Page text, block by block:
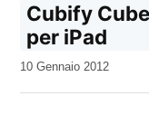
Cubify
per iPad
da
10 Gennaio 2012